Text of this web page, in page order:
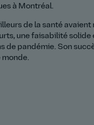
à Montréal.
de la santé
une faisabilité
de pandémie. Son
monde.